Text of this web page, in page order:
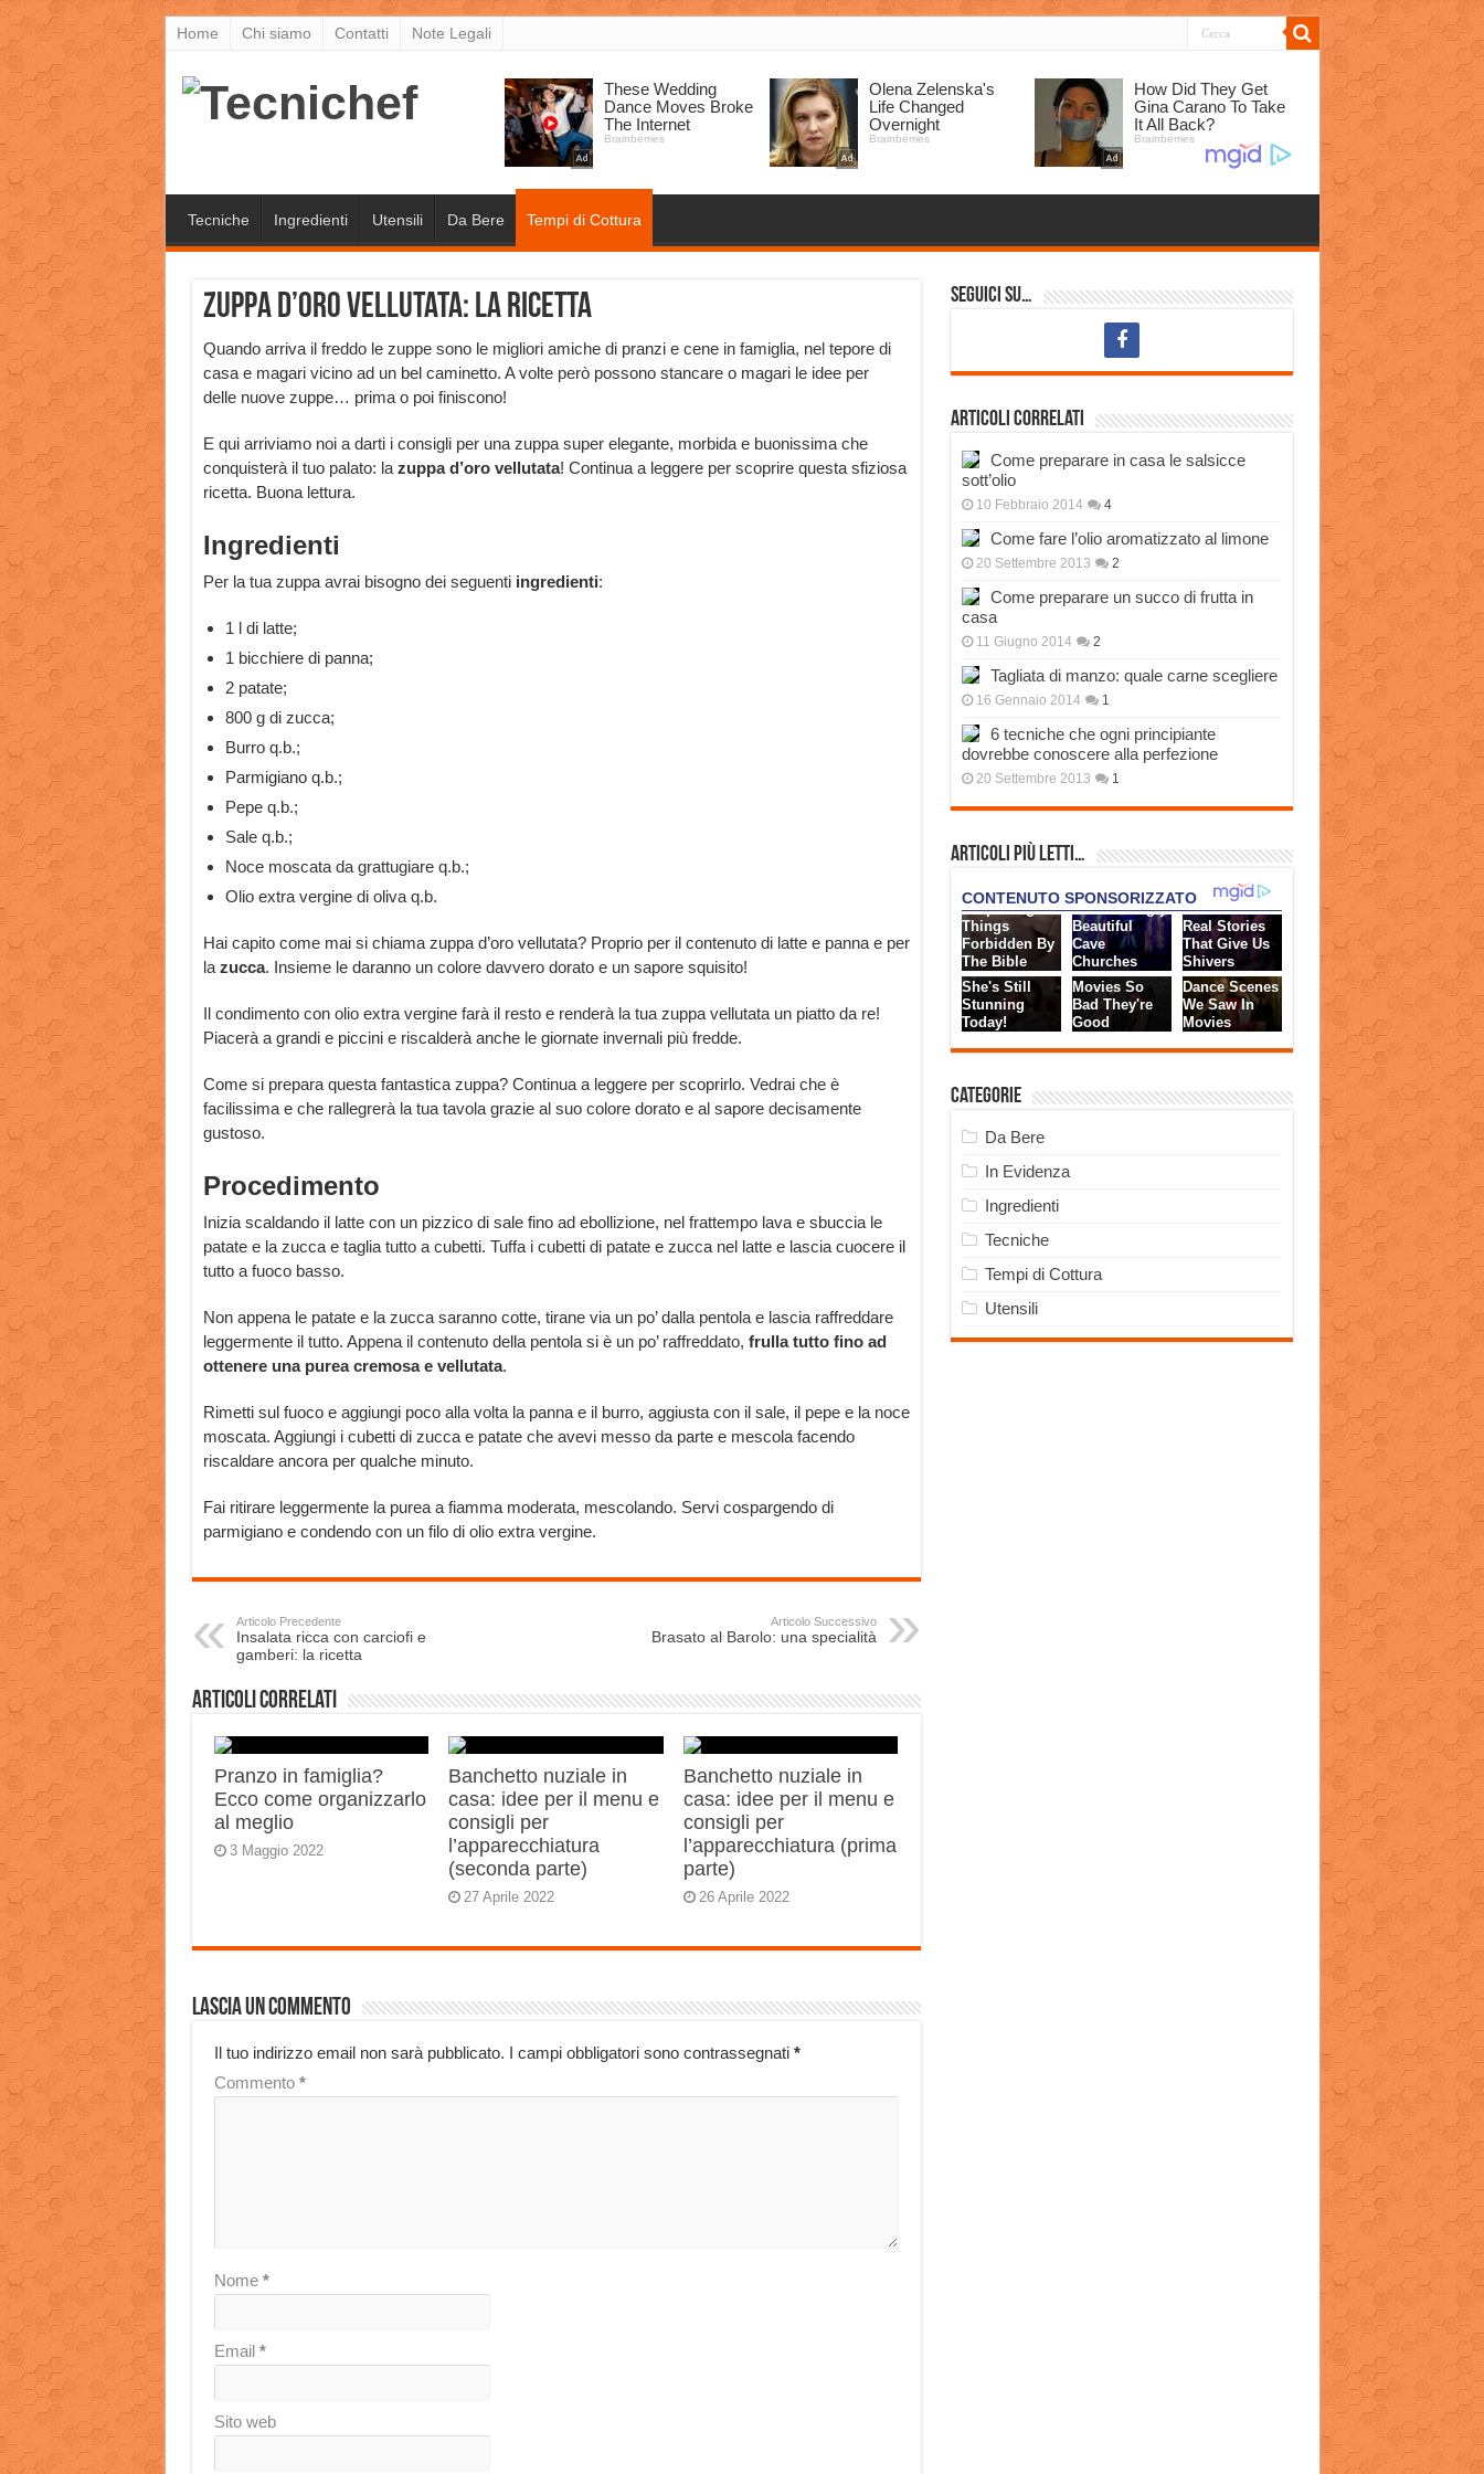
Home Chi siamo Contatti Note Legali
Tecniche Ingredienti Utensili Da Bere Tempi di Cottura
Zuppa d’oro vellutata: la ricetta
Quando arriva il freddo le zuppe sono le migliori amiche di pranzi e cene in famiglia, nel tepore di
casa e magari vicino ad un bel caminetto. A volte però possono stancare o magari le idee per
delle nuove zuppe… prima o poi finiscono!
E qui arriviamo noi a darti i consigli per una zuppa super elegante, morbida e buonissima che
conquisterà il tuo palato: la zuppa d’oro vellutata! Continua a leggere per scoprire questa sfiziosa
ricetta. Buona lettura.
Ingredienti
Per la tua zuppa avrai bisogno dei seguenti ingredienti:
1 l di latte;
1 bicchiere di panna;
2 patate;
800 g di zucca;
Burro q.b.;
Parmigiano q.b.;
Pepe q.b.;
Sale q.b.;
Noce moscata da grattugiare q.b.;
Olio extra vergine di oliva q.b.
Hai capito come mai si chiama zuppa d’oro vellutata? Proprio per il contenuto di latte e panna e per
la zucca. Insieme le daranno un colore davvero dorato e un sapore squisito!
Il condimento con olio extra vergine farà il resto e renderà la tua zuppa vellutata un piatto da re!
Piacerà a grandi e piccini e riscalderà anche le giornate invernali più fredde.
Come si prepara questa fantastica zuppa? Continua a leggere per scoprirlo. Vedrai che è
facilissima e che rallegrerà la tua tavola grazie al suo colore dorato e al sapore decisamente
gustoso.
Procedimento
Inizia scaldando il latte con un pizzico di sale fino ad ebollizione, nel frattempo lava e sbuccia le
patate e la zucca e taglia tutto a cubetti. Tuffa i cubetti di patate e zucca nel latte e lascia cuocere il
tutto a fuoco basso.
Non appena le patate e la zucca saranno cotte, tirane via un po’ dalla pentola e lascia raffreddare
leggermente il tutto. Appena il contenuto della pentola si è un po’ raffreddato, frulla tutto fino ad
ottenere una purea cremosa e vellutata.
Rimetti sul fuoco e aggiungi poco alla volta la panna e il burro, aggiusta con il sale, il pepe e la noce
moscata. Aggiungi i cubetti di zucca e patate che avevi messo da parte e mescola facendo
riscaldare ancora per qualche minuto.
Fai ritirare leggermente la purea a fiamma moderata, mescolando. Servi cospargendo di
parmigiano e condendo con un filo di olio extra vergine.
Articolo Precedente
Insalata ricca con carciofi e
gamberi: la ricetta
Articolo Successivo
Brasato al Barolo: una specialità
Articoli correlati
Pranzo in famiglia?
Ecco come organizzarlo
al meglio
3 Maggio 2022
Banchetto nuziale in
casa: idee per il menu e
consigli per
l’apparecchiatura
(seconda parte)
27 Aprile 2022
Banchetto nuziale in
casa: idee per il menu e
consigli per
l’apparecchiatura (prima
parte)
26 Aprile 2022
Lascia un commento
Il tuo indirizzo email non sarà pubblicato. I campi obbligatori sono contrassegnati *
Commento *
Nome *
Email *
Sito web
Seguici su…
Articoli correlati
Come preparare in casa le salsicce
sott’olio
10 Febbraio 2014 4
Come fare l’olio aromatizzato al limone
20 Settembre 2013 2
Come preparare un succo di frutta in
casa
11 Giugno 2014 2
Tagliata di manzo: quale carne scegliere
16 Gennaio 2014 1
6 tecniche che ogni principiante
dovrebbe conoscere alla perfezione
20 Settembre 2013 1
Articoli più Letti…
Categorie
Da Bere
In Evidenza
Ingredienti
Tecniche
Tempi di Cottura
Utensili